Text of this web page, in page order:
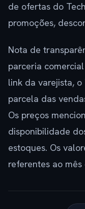
de ofertas do
promoções,
Nota de
parceria
link da varejista,
parcela das
Os preços
disponibilidade
estoques. Os
referentes ao